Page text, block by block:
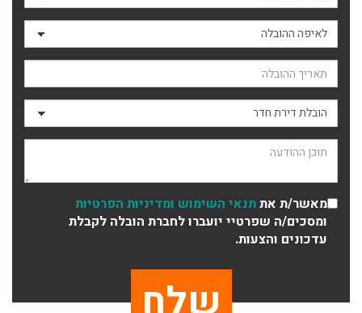
לאיפה ההובלה
תאריך ההובלה
סוג ההובלה
תוכן ההודעה
מאשר/ת אתתנאי השימוש ומדיניות הפרטיות
ומסכים/ה שפרטיי יועברו לחברת הובלה לקבלת
עדכונים והצעות.